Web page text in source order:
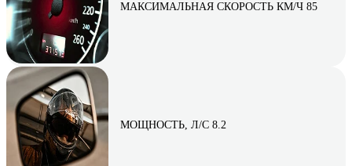
МАКСИМАЛЬНАЯ СКОРОСТЬ КМ/Ч 85
МОЩНОСТЬ, Л/С 8.2